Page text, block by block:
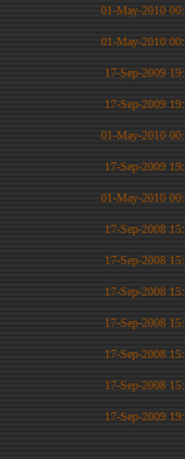
01-May-2010
01-May-2010
17-Sep-2009
17-Sep-2009
01-May-2010
17-Sep-2009
01-May-2010
17-Sep-2008
17-Sep-2008
17-Sep-2008
17-Sep-2008
17-Sep-2008
17-Sep-2008
17-Sep-2009